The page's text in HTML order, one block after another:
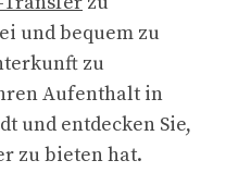
und bequem zu
zu
Aufenthalt in
und entdecken Sie,
zu bieten hat.